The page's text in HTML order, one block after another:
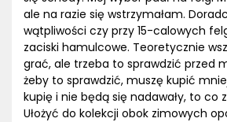
ale na razie się wstrzymałam.
wątpliwości czy przy 15-calowych
zaciski hamulcowe. Teoretycznie
grać, ale trzeba to sprawdzić przed
żeby to sprawdzić, muszę kupić
kupię i nie będą się nadawały, to co
Ułożyć do kolekcji obok zimowych